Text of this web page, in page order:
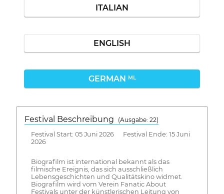
ITALIAN
ENGLISH
GERMAN ML
Festival Beschreibung
(Ausgabe: 22)
Festival Start: 05 Juni 2026 Festival Ende: 15 Juni
2026
Biografilm ist international bekannt als das
filmische Ereignis, das sich ausschließlich
Lebensgeschichten und Qualitätskino widmet.
Biografilm wird vom Verein Fanatic About
Festivals unter der künstlerischen Leitung von